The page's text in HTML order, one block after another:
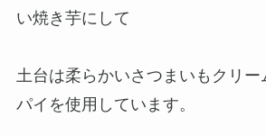
い焼き芋にして
土台は柔らかいさつまいもクリ
パイを使用しています。